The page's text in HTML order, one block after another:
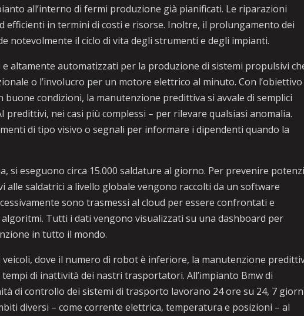
all’interno di fermi produzione già pianificati. Le riparazioni
efficienti in termini di costi e risorse. Inoltre, il prolungamento dei
notevolmente il ciclo di vita degli strumenti e degli impianti.
e altamente automatizzati per la produzione di sistemi propulsivi
o l’involucro per un motore elettrico al minuto. Con l’obiettivo
buone condizioni, la manutenzione predittiva si avvale di semplici
predittivi, nei casi più complessi – per rilevare qualsiasi anomalia.
di tipo visivo o segnali per informare i dipendenti quando la
si eseguono circa 15.000 saldature al giorno. Per prevenire
alle saldatrici a livello globale vengono raccolti da un software
sono trasmessi al cloud per essere confrontati e
Tutti i dati vengono visualizzati su una dashboard per
in tutto il mondo.
veicoli, dove il numero di robot è inferiore, la manutenzione
di inattività dei nastri trasportatori. All’impianto Bmw di
di controllo dei sistemi di trasporto lavorano 24 ore su 24, 7
diversi – come corrente elettrica, temperatura e posizioni – al